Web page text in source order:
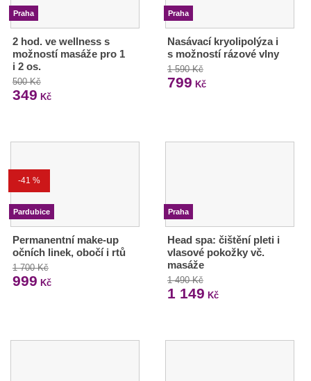
Praha
2 hod. ve wellness s
možností masáže pro 1
i 2 os.
500 Kč
349 Kč
Praha
Nasávací kryolipolýza i
s možností rázové vlny
1 590 Kč
799 Kč
-41 %
Pardubice
Permanentní make-up
očních linek, obočí i rtů
1 700 Kč
999 Kč
Praha
Head spa: čištění pleti i
vlasové pokožky vč.
masáže
1 490 Kč
1 149 Kč